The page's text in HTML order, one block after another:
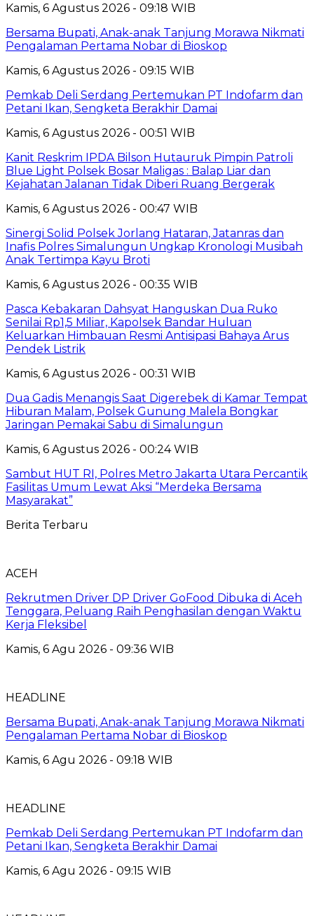
Kamis, 6 Agustus 2026 - 09:18 WIB
Bersama Bupati, Anak-anak Tanjung Morawa Nikmati
Pengalaman Pertama Nobar di Bioskop
Kamis, 6 Agustus 2026 - 09:15 WIB
Pemkab Deli Serdang Pertemukan PT Indofarm dan
Petani Ikan, Sengketa Berakhir Damai
Kamis, 6 Agustus 2026 - 00:51 WIB
Kanit Reskrim IPDA Bilson Hutauruk Pimpin Patroli
Blue Light Polsek Bosar Maligas : Balap Liar dan
Kejahatan Jalanan Tidak Diberi Ruang Bergerak
Kamis, 6 Agustus 2026 - 00:47 WIB
Sinergi Solid Polsek Jorlang Hataran, Jatanras dan
Inafis Polres Simalungun Ungkap Kronologi Musibah
Anak Tertimpa Kayu Broti
Kamis, 6 Agustus 2026 - 00:35 WIB
Pasca Kebakaran Dahsyat Hanguskan Dua Ruko
Senilai Rp1,5 Miliar, Kapolsek Bandar Huluan
Keluarkan Himbauan Resmi Antisipasi Bahaya Arus
Pendek Listrik
Kamis, 6 Agustus 2026 - 00:31 WIB
Dua Gadis Menangis Saat Digerebek di Kamar Tempat
Hiburan Malam, Polsek Gunung Malela Bongkar
Jaringan Pemakai Sabu di Simalungun
Kamis, 6 Agustus 2026 - 00:24 WIB
Sambut HUT RI, Polres Metro Jakarta Utara Percantik
Fasilitas Umum Lewat Aksi “Merdeka Bersama
Masyarakat”
Berita Terbaru
ACEH
Rekrutmen Driver DP Driver GoFood Dibuka di Aceh
Tenggara, Peluang Raih Penghasilan dengan Waktu
Kerja Fleksibel
Kamis, 6 Agu 2026 - 09:36 WIB
HEADLINE
Bersama Bupati, Anak-anak Tanjung Morawa Nikmati
Pengalaman Pertama Nobar di Bioskop
Kamis, 6 Agu 2026 - 09:18 WIB
HEADLINE
Pemkab Deli Serdang Pertemukan PT Indofarm dan
Petani Ikan, Sengketa Berakhir Damai
Kamis, 6 Agu 2026 - 09:15 WIB